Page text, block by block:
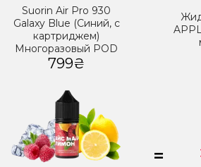
Suorin Air Pro 930
Galaxy Blue (Синий, с
картриджем)
Многоразовый POD
799₴
=